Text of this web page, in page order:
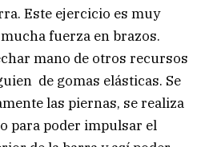
Este ejercicio es muy
fuerza en brazos.
mano de otros recursos
de gomas elásticas. Se
las piernas, se realiza
para poder impulsar el